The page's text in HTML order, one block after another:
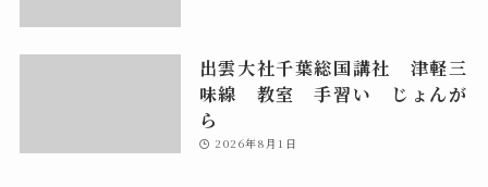
出雲大社千葉総国講社 津軽三
味線 教室 手習い じょんが
ら
2026年8月1日